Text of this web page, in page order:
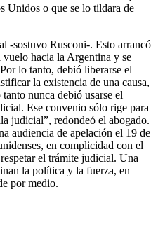
Unidos o que se lo tildara de
-sostuvo Rusconi-. Esto arrancó
vuelo hacia la Argentina y se
lo tanto, debió liberarse el
la existencia de una causa,
nunca debió usarse el
Ese convenio sólo rige para
judicial”, redondeó el abogado.
audiencia de apelación el 19 de
en complicidad con el
el trámite judicial. Una
la política y la fuerza, en
por medio.